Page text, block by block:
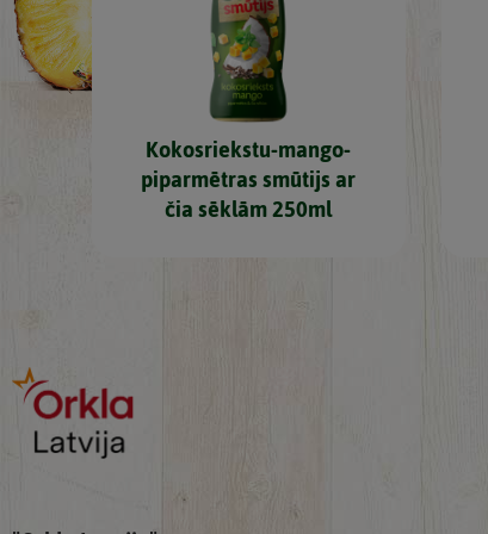
Kokosriekstu-mango-
piparmētras smūtijs ar
čia sēklām 250ml